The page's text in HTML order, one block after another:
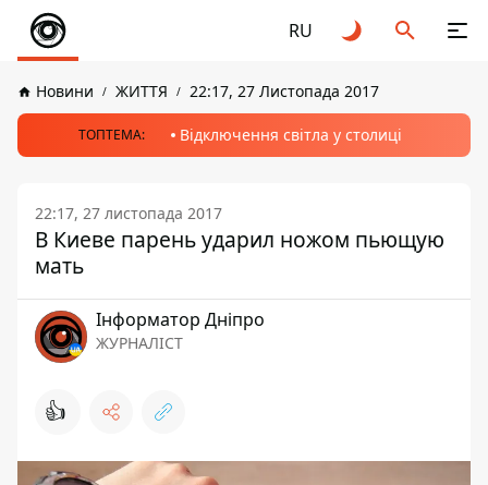
RU
Новини ЖИТТЯ 22:17, 27 Листопада 2017
ТОПТЕМА: Відключення світла у столиці
22:17, 27 листопада 2017
В Киеве парень ударил ножом пьющую
мать
Інформатор Дніпро
ЖУРНАЛІСТ
👍